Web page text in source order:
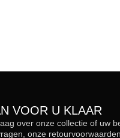
VOOR U KLAAR
over onze collectie of uw
onze